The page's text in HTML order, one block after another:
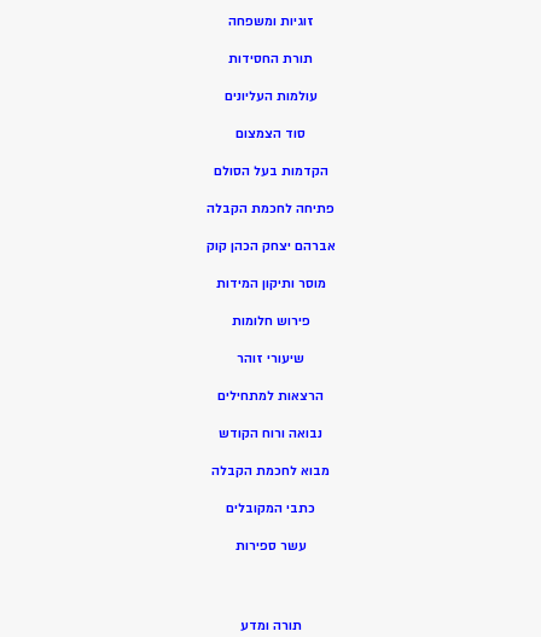
זוגיות ומשפחה
תורת החסידות
עולמות העליונים
סוד הצמצום
הקדמות בעל הסולם
פתיחה לחכמת הקבלה
אברהם יצחק הכהן קוק
מוסר ותיקון המידות
פירוש חלומות
שיעורי זוהר
הרצאות למתחילים
נבואה ורוח הקודש
מבוא לחכמת הקבלה
כתבי המקובלים
עשר ספירות
תורה ומדע